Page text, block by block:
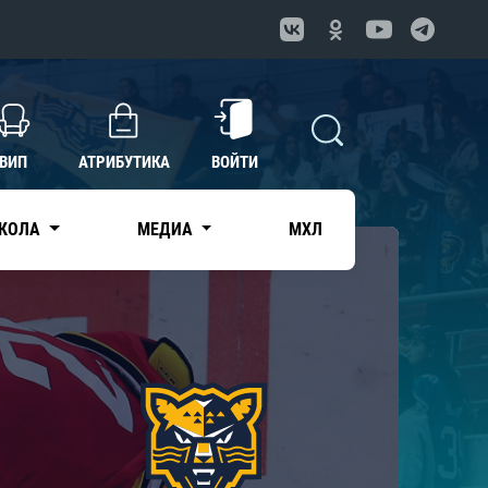
ВИП АТРИБУТИКА ВОЙТИ
МЕДИА МХЛ